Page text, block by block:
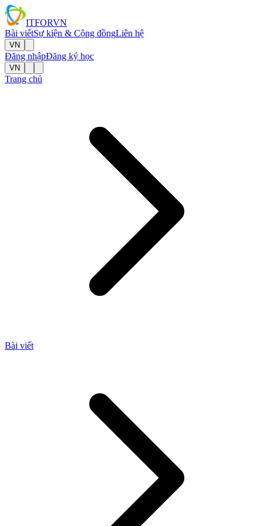
ITFORVN
Bài viếtSự kiện & Cộng đồngLiên hệ
VN
Đăng nhậpĐăng ký học
VN
Trang chủ
Bài viết